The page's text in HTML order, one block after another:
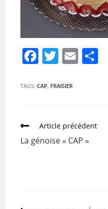
F
c
b
o
T
itt
E
TAGS:CAP FRAISIER
Article précédent
La génoise « CAP »